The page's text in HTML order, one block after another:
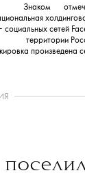
Знаком
социальных сетей
территории
произведена